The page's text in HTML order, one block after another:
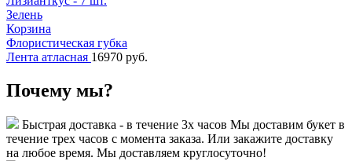
Зелень
Корзина
Флористическая губка
Лента атласная 16970 руб.
Почему мы?
Быстрая доставка - в течение 3х часов Мы доставим букет в
течение трех часов с момента заказа. Или закажите доставку
на любое время. Мы доставляем круглосуточно!